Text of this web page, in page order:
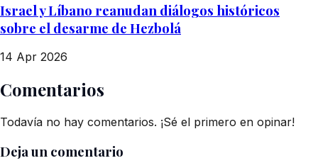
Israel y Líbano reanudan diálogos históricos
sobre el desarme de Hezbolá
14 Apr 2026
Comentarios
Todavía no hay comentarios. ¡Sé el primero en opinar!
Deja un comentario